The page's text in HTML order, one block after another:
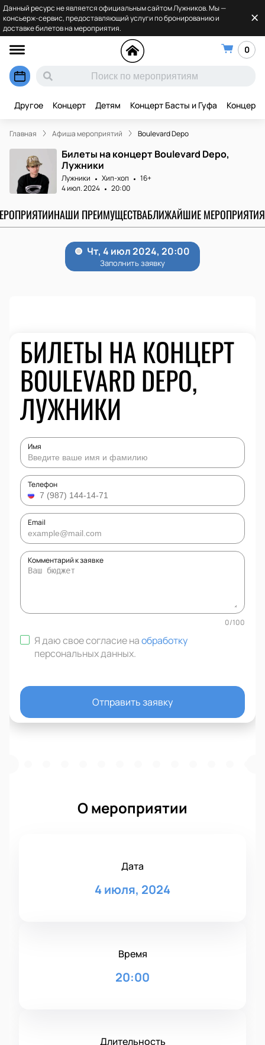
Данный ресурс не является официальным сайтом Лужников. Мы —
консьерж-сервис, предоставляющий услуги по бронированию и
доставке билетов на мероприятия.
0
Другое Концерт Детям Концерт Басты и Гуфа Концерт
Главная Афиша мероприятий Boulevard Depo
Билеты на концерт Boulevard Depo,
Лужники
Лужники Хип-хоп
16+
4 июл. 2024
20:00
НАШИ ПРЕИМУЩЕСТВАБЛИЖАЙШИЕ МЕРОПРИЯТИЯ
БИЛЕТЫ НА КОНЦЕРТ
BOULEVARD DEPO,
ЛУЖНИКИ
Имя
Телефон
Email
Комментарий к заявке
0/100
Я даю свое согласие наобработку
персональных данных.
Отправить заявку
О мероприятии
Дата
4 июля, 2024
Время
20:00
Длительность